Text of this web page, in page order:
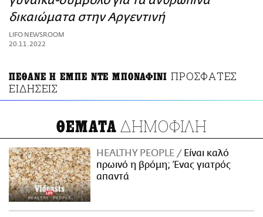
ΑΜΠΑ
PRINT
δικαιώματα στην Αργεντινή
LIFO NEWSROOM
20.11.2022
ΠΕΘΑΝΕ Η ΕΜΠΕ ΝΤΕ ΜΠΟΝΑΦΙΝΙ ΠΡΟΣΦΑΤΕΣ
ΕΙΔΗΣΕΙΣ
ΘΕΜΑΤΑ ΔΗΜΟΦΙΛΗ
HEALTHY PEOPLE
Είναι καλό
πρωινό η βρόμη; Ένας γιατρός
απαντά